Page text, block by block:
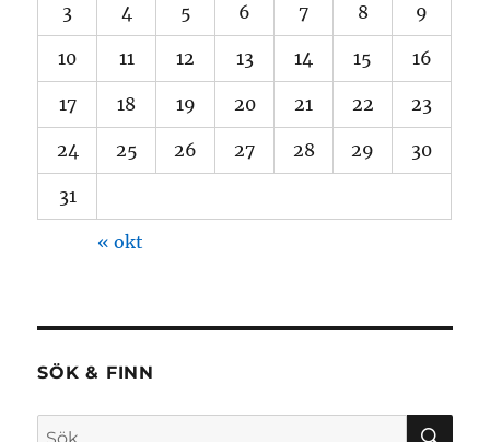
3 4 5 6 7 8 9
10 11 12 13 14 15 16
17 18 19 20 21 22 23
24 25 26 27 28 29 30
31
« okt
SÖK & FINN
Sök